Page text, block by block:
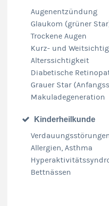
Augenentzündung
Glaukom (grüner
Trockene Augen
Kurz- und
Alterssichtigkeit
Diabetische
Grauer Star
Makuladegeneration
Kinderheilkunde
Allergien, Asthma
Bettnässen